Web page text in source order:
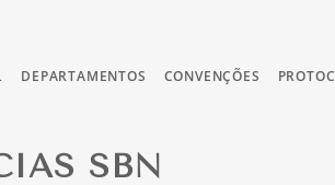
DEPARTAMENTOS CONVENÇÕES
SBN